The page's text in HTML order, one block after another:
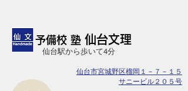
予備校 塾 仙台文理
​仙台駅から歩いて4分
仙台市宮城野区榴岡１－７－１５
サニービル２０５号